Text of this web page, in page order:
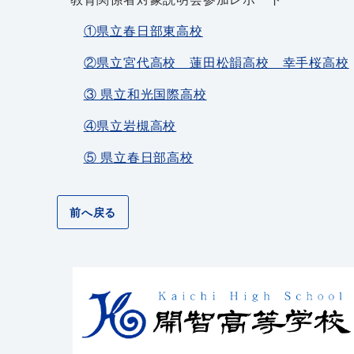
①県立春日部東高校
②県立宮代高校 蓮田松韻高校 幸手桜高校
③ 県立和光国際高校
④県立岩槻高校
⑤ 県立春日部高校
前へ戻る